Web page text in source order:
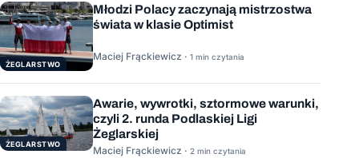
ŻEGLARSTWO
Młodzi Polacy zaczynają mistrzostwa
świata w klasie Optimist
Maciej Frąckiewicz · 1 min czytania
ŻEGLARSTWO
Awarie, wywrotki, sztormowe warunki,
czyli 2. runda Podlaskiej Ligi
Żeglarskiej
Maciej Frąckiewicz · 2 min czytania